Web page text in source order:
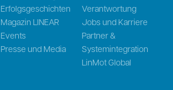
Erfolgsgeschichten
Magazin LINEAR
Events
Presse und Media
Verantwortung
Jobs und Karriere
Partner &
Systemintegration
LinMot Global